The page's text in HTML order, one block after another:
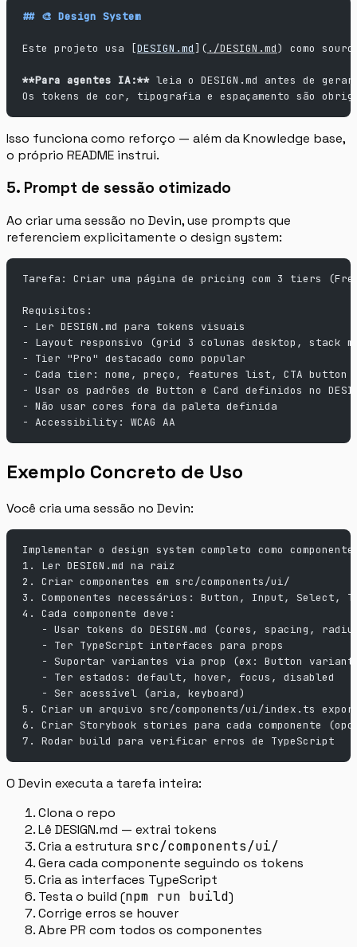
## 🎨 Design System
Este projeto usa [DESIGN.md]( ./DESIGN.md) como
**Para agentes IA:** leia o DESIGN.md antes de
Os tokens de cor, tipografia e espaçamento são
Isso funciona como reforço — além da Knowledge base,
o próprio README instrui.
5. Prompt de sessão otimizado
Ao criar uma sessão no Devin, use prompts que
referenciem explicitamente o design system:
Tarefa: Criar uma página de pricing com 3 tiers
Requisitos:
- Ler DESIGN.md para tokens visuais
- Layout responsivo (grid 3 colunas desktop, stack
- Tier "Pro" destacado como popular
- Cada tier: nome, preço, features list, CTA button
- Usar os padrões de Button e Card definidos no
- Não usar cores fora da paleta definida
- Accessibility: WCAG AA
Exemplo Concreto de Uso
Você cria uma sessão no Devin:
Implementar o design system completo como
1. Ler DESIGN.md na raiz
2. Criar componentes em src/components/ui/
3. Componentes necessários: Button, Input, Select,
4. Cada componente deve:
- Usar tokens do DESIGN.md (cores, spacing,
   - Ter TypeScript interfaces para props
- Suportar variantes via prop (ex: Button
   - Ter estados: default, hover, focus, disabled
   - Ser acessível (aria, keyboard)
5. Criar um arquivo src/components/ui/index.ts
6. Criar Storybook stories para cada componente
7. Rodar build para verificar erros de TypeScript
O Devin executa a tarefa inteira:
Clona o repo
Lê DESIGN.md — extrai tokens
Cria a estrutura src/components/ui/
Gera cada componente seguindo os tokens
Cria as interfaces TypeScript
Testa o build (npm run build)
Corrige erros se houver
Abre PR com todos os componentes